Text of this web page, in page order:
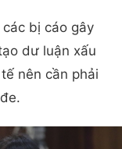
bị cáo gây
dư luận xấu
nên cần phải